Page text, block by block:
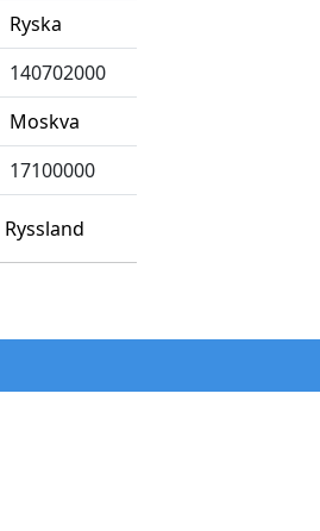
Ryska
140702000
Moskva
17100000
Ryssland